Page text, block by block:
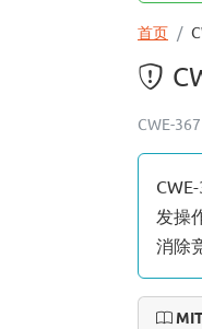
首页
CWE-
发操
消除